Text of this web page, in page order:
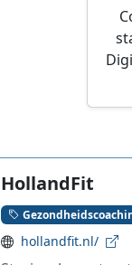
HollandFit
hollandfit.nl/